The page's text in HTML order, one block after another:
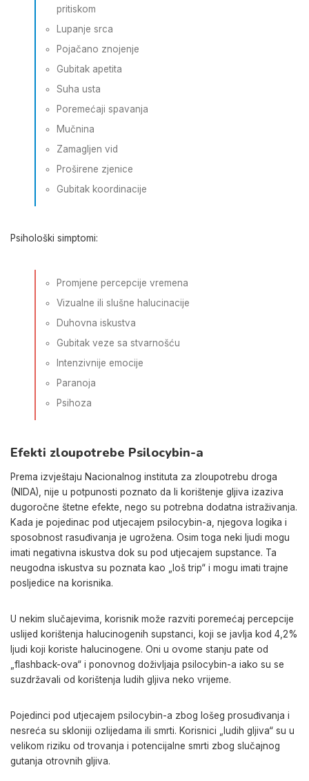
pritiskom
Lupanje srca
Pojačano znojenje
Gubitak apetita
Suha usta
Poremećaji spavanja
Mučnina
Zamagljen vid
Proširene zjenice
Gubitak koordinacije
Psihološki simptomi:
Promjene percepcije vremena
Vizualne ili slušne halucinacije
Duhovna iskustva
Gubitak veze sa stvarnošću
Intenzivnije emocije
Paranoja
Psihoza
Efekti zloupotrebe Psilocybin-a
Prema izvještaju Nacionalnog instituta za zloupotrebu droga
(NIDA), nije u potpunosti poznato da li korištenje gljiva izaziva
dugoročne štetne efekte, nego su potrebna dodatna istraživanja.
Kada je pojedinac pod utjecajem psilocybin-a, njegova logika i
sposobnost rasuđivanja je ugrožena. Osim toga neki ljudi mogu
imati negativna iskustva dok su pod utjecajem supstance. Ta
neugodna iskustva su poznata kao „loš trip“ i mogu imati trajne
posljedice na korisnika.
U nekim slučajevima, korisnik može razviti poremećaj percepcije
uslijed korištenja halucinogenih supstanci, koji se javlja kod 4,2%
ljudi koji koriste halucinogene. Oni u ovome stanju pate od
„flashback-ova“ i ponovnog doživljaja psilocybin-a iako su se
suzdržavali od korištenja ludih gljiva neko vrijeme.
Pojedinci pod utjecajem psilocybin-a zbog lošeg prosuđivanja i
nesreća su skloniji ozlijedama ili smrti. Korisnici „ludih gljiva“ su u
velikom riziku od trovanja i potencijalne smrti zbog slučajnog
gutanja otrovnih gljiva.